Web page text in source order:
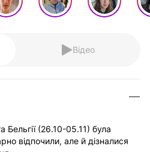
Відео
(26.10-05.11) була
відпочили, але й дізналися